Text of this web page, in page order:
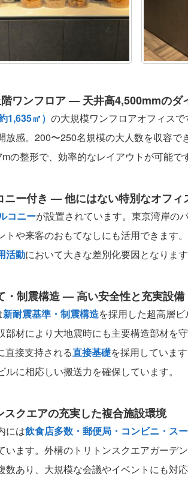
ワンフロア — 天井高4,500mmのダ
1,635㎡） の大規模ワンフロアオフィス
放感。200〜250名規模の大人数を収容
の整形で、効率的なレイアウトが可能で
ニー付き — 他にはない特別なオフィ
コニーが設置されています。東京湾岸の
トや来客のおもてなしにも活用できます
活動において大きな差別化要因となりま
・制震構造 — 高い安全性と充実設備
新耐震基準・制震構造を採用した超高層
部材により大地震時にも主要構造部材を
直接支持される直接基礎を採用していま
に相応しい搬送力を確保しています。
スクエアの充実した複合施設環境
には飲食店多数・郵便局・コンビニ・ス
います。外構のトリトンスクエアガーデ
数あり、大規模な会議やイベントにも対